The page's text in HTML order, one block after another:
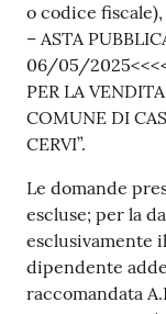
o codice fiscale),
– ASTA
06/05/
PER LA
COMUNE DI
CERVI”.
Le domande
escluse; per la
esclusivamente
dipendente
raccomandata